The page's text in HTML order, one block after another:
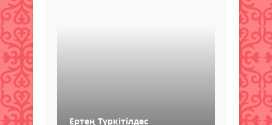
Ертең Түркітілдес